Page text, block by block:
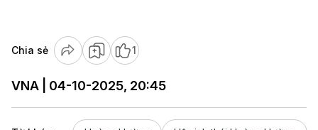
Chia sẻ 1
VNA | 04-10-2025, 20:45